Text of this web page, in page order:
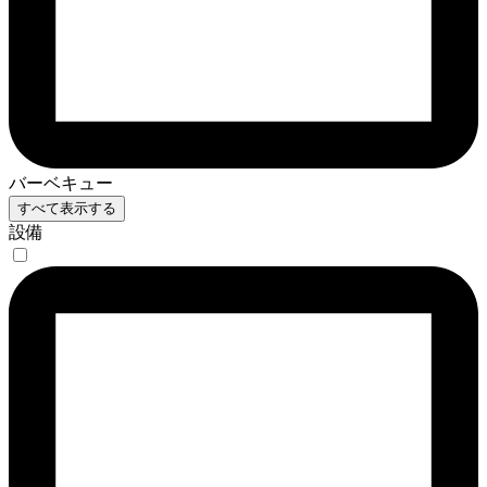
バーベキュー
すべて表示する
設備